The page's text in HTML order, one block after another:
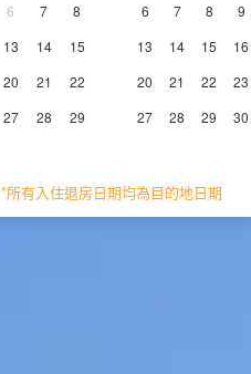
6 7
8
13 14
15
20 21
22
27 28
29
6
7 8 9
13
14 15 16
20
21 22 23
27
28 29 30
*所有入住退房日期均為目的地日期